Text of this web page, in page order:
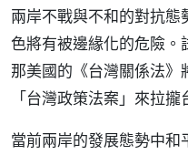
兩岸不戰與不和的對抗態
色將有被邊緣化的危險。
那美國的《台灣關係法
「台灣政策法案」來拉攏
當前兩岸的發展態勢中